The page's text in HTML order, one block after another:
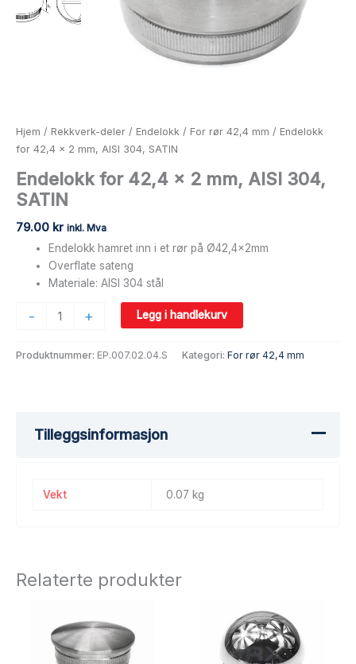
Hjem / Rekkverk-deler / Endelokk / For rør 42,4 mm / Endelokk
for 42,4 x 2 mm, AISI 304, SATIN
Endelokk for 42,4 x 2 mm, AISI 304,
SATIN
79.00 kr inkl. Mva
Endelokk hamret inn i et rør på Ø42,4x2mm
Overflate sateng
Materiale: AISI 304 stål
- + Legg i handlekurv
Produktnummer: EP.007.02.04.S Kategori: For rør 42,4 mm
Tilleggsinformasjon
Vekt 0.07 kg
Relaterte produkter